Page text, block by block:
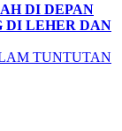
DI DEPAN
DI LEHER DAN
TUNTUTAN